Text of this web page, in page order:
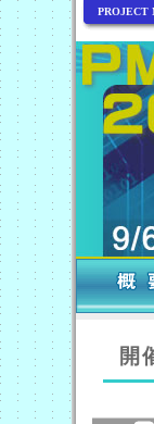
PROJECT
開